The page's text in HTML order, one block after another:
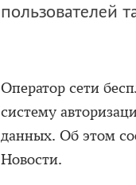
пользователей
Оператор сети
систему
данных. Об этом
Новости.